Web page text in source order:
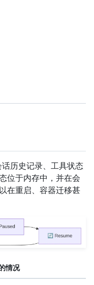
历史记录、工具状态
位于内存中，并在会
在重启、容器迁移甚
情况